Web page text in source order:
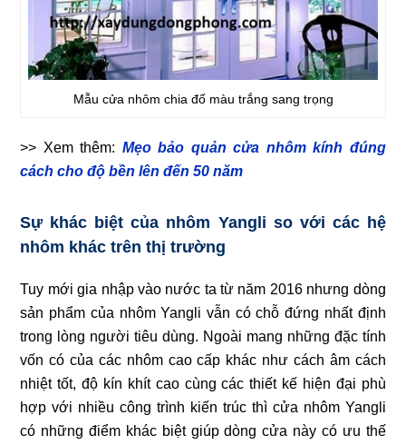
Mẫu cửa nhôm chia đố màu trắng sang trọng
>> Xem thêm: Mẹo bảo quản cửa nhôm kính đúng
cách cho độ bền lên đến 50 năm
Sự khác biệt của nhôm Yangli so với các hệ
nhôm khác trên thị trường
Tuy mới gia nhập vào nước ta từ năm 2016 nhưng dòng
sản phẩm của nhôm Yangli vẫn có chỗ đứng nhất định
trong lòng người tiêu dùng. Ngoài mang những đặc tính
vốn có của các nhôm cao cấp khác như cách âm cách
nhiệt tốt, độ kín khít cao cùng các thiết kế hiện đại phù
hợp với nhiều công trình kiến trúc thì cửa nhôm Yangli
có những điểm khác biệt giúp dòng cửa này có ưu thế